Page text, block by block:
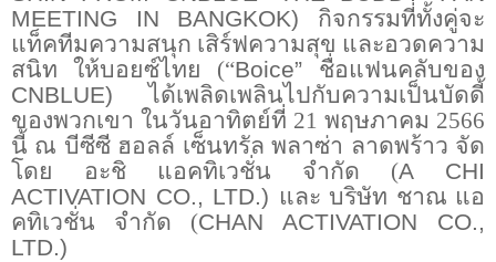
MEETING IN BANGKOK) กิจกรรมที่ทั้งคู่จะ
แท็คทีมความสนุก เสิร์ฟความสุข และอวดความ
สนิท ให้บอยซ์ไทย (“Boice” ชื่อแฟนคลับของ
CNBLUE)ได้เพลิดเพลินไปกับความเป็นบัดดี้
ของพวกเขา ในวันอาทิตย์ที่ 21 พฤษภาคม 2566
นี้ ณ บีซีซี ฮอลล์ เซ็นทรัล พลาซ่า ลาดพร้าว จัด
โดย อะชิ แอคทิเวชั่น จำกัด (A CHI
ACTIVATION CO., LTD.) และ บริษัท ชาณ แอ
คทิเวชั่น จำกัด (CHAN ACTIVATION CO.,
LTD.)